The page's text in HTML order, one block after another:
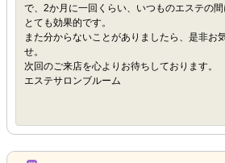
で、2か月に一回くらい、いつものエステの
とても効果的です。
また分からないことがありましたら、是非お
せ。
次回のご来店を心よりお待ちしております。
エステサロンブルーム